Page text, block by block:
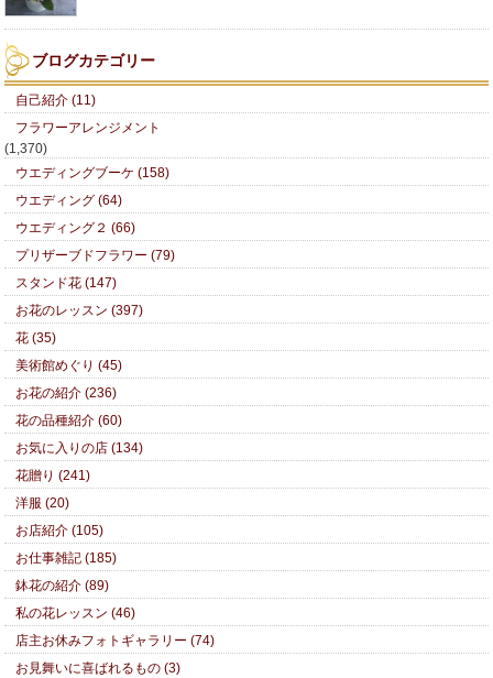
ブログカテゴリー
自己紹介 (11)
フラワーアレンジメント
(1,370)
ウエディングブーケ (158)
ウエディング (64)
ウエディング２ (66)
プリザーブドフラワー (79)
スタンド花 (147)
お花のレッスン (397)
花 (35)
美術館めぐり (45)
お花の紹介 (236)
花の品種紹介 (60)
お気に入りの店 (134)
花贈り (241)
洋服 (20)
お店紹介 (105)
お仕事雑記 (185)
鉢花の紹介 (89)
私の花レッスン (46)
店主お休みフォトギャラリー (74)
お見舞いに喜ばれるもの (3)